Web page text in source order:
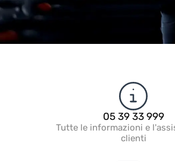
05 39 33 999
Tutte le informazioni e
clienti